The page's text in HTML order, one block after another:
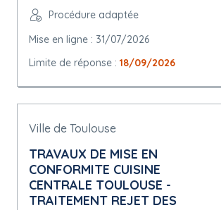
Procédure adaptée
Mise en ligne : 31/07/2026
Limite de réponse : 18/09/2026
Ville de Toulouse
TRAVAUX DE MISE EN
CONFORMITE CUISINE
CENTRALE TOULOUSE -
TRAITEMENT REJET DES